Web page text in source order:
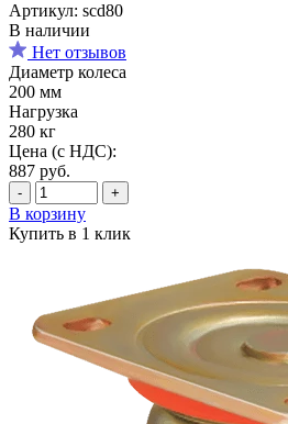
Артикул: scd80
В наличии
Нет отзывов
Диаметр колеса
200 мм
Нагрузка
280 кг
Цена (с НДС):
887 руб.
- +
В корзину
Купить в 1 клик